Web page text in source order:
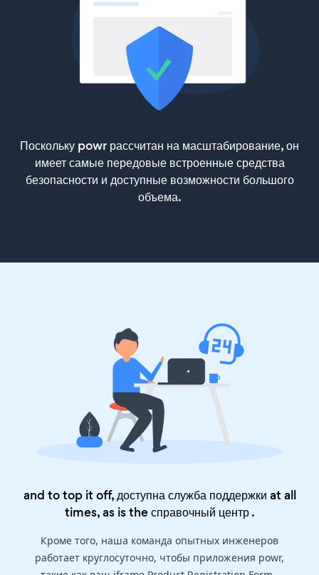
Поскольку powr рассчитан на масштабирование, он
имеет самые передовые встроенные средства
безопасности и доступные возможности большого
объема.
and to top it off, доступна служба поддержки at all
times, as is theсправочный центр.
Кроме того, наша команда опытных инженеров
работает круглосуточно, чтобы приложения powr,